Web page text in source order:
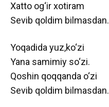
Xatto og‘ir xotiram
Sevib qoldim bilmasdan.
Yoqadida yuz,ko‘zi
Yana samimiy so‘zi.
Qoshin qoqqanda o‘zi
Sevib qoldim bilmasdan.